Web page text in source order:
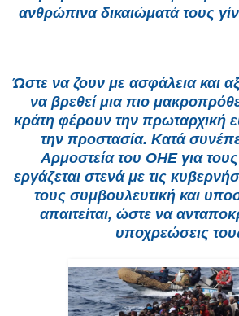
ανθρώπινα δικαιώματά τους
Ώστε να ζουν με ασφάλεια και
να βρεθεί μια πιο
κράτη φέρουν την πρωταρχική
την προστασία. Κατά
Αρμοστεία του ΟΗΕ για
εργάζεται στενά με τις
τους συμβουλευτική και
απαιτείται, ώστε να
υποχρεώσεις